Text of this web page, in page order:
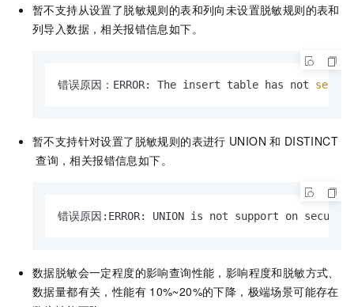
暂不支持从设置了脱敏规则的表和列向未设置脱敏规则的表和
列导入数据，相关报错信息如下。
错误原因：ERROR: The insert table has not set
暂不支持针对设置了脱敏规则的表进行 UNION 和 DISTINCT
查询，相关报错信息如下。
错误原因:ERROR: UNION is not support on
数据脱敏会一定程度的影响查询性能，影响程度和脱敏方式、
数据量都有关，性能有 10%~20%的下降，极端场景可能存在